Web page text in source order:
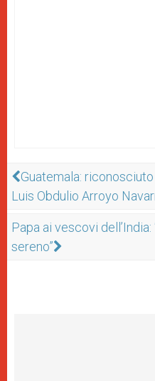
Guatemala:
Luis Obdulio Arroyo
Papa ai vescovi
sereno”